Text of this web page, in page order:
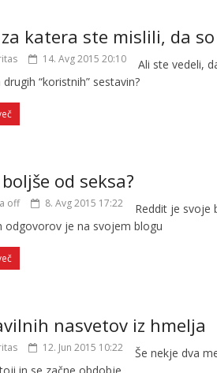
katera ste mislili, da
14. Avg 2015 20:10
Ali ste vedeli,
“koristnih” sestavin?
od seksa?
off 8. Avg 2015 17:22
Reddit je svoje
odgovorov je na svojem blogu
nasvetov iz hmelja
12. Jun 2015 10:22
Še nekje dva